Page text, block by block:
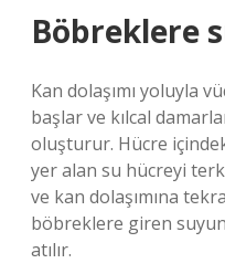
Böbreklere
Kan dolaşımı yoluyla
başlar ve kılcal
oluşturur. Hücre
yer alan su hücreyi terk
ve kan dolaşımına
böbreklere giren
atılır.